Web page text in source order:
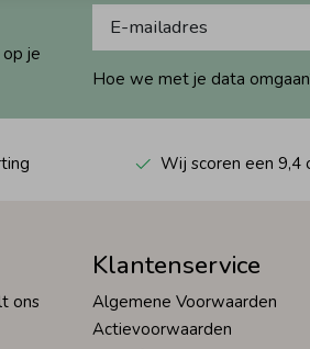
je
Hoe we met je data
Wij scoren een 9,4
ons
Klantenservice
Algemene Voorwaarden
Actievoorwaarden